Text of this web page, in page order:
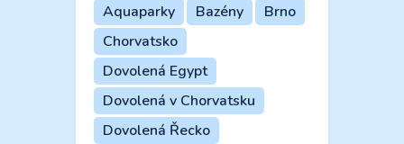
Aquaparky Bazény
Brno
Chorvatsko
Dovolená Egypt
Dovolená v Chorvatsku
Dovolená Řecko